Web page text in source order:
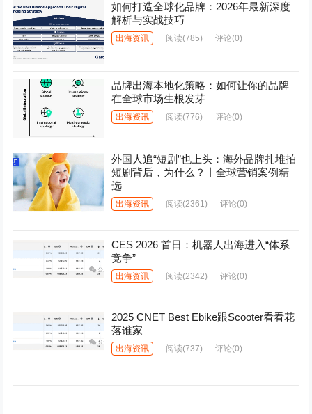
如何打造全球化品牌：2026年最新深度
解析与实战技巧
出海资讯 阅读(785) 评论(0)
品牌出海本地化策略：如何让你的品牌
在全球市场生根发芽
出海资讯 阅读(776) 评论(0)
外国人追“短剧”也上头：海外品牌扎堆拍
短剧背后，为什么？丨全球营销案例精
选
出海资讯 阅读(2361) 评论(0)
CES 2026 首日：机器人出海进入“体系
竞争”
出海资讯 阅读(2342) 评论(0)
2025 CNET Best Ebike跟Scooter看看花
落谁家
出海资讯 阅读(737) 评论(0)